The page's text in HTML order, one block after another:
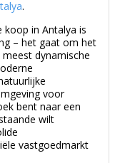
in Antalya is
– het gaat om het
meest dynamische
voor
bent naar een
wilt
vastgoedmarkt